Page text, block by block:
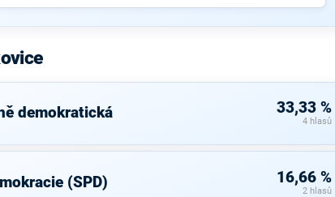
demokratická 33,33 %
4 hlasů
(SPD) 16,66 %
2 hlasů